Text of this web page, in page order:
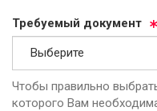
Тре­бу­емый до­ку­мент
Чтобы правильно
которого Вам